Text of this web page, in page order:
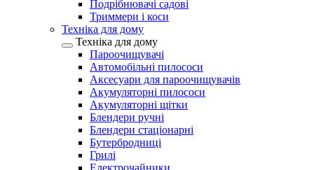
Подрібнювачі садові
Триммери і коси
Техніка для дому
Техніка для дому
Пароочищувачі
Автомобільні пилососи
Аксесуари для пароочищувачів
Акумуляторні пилососи
Акумуляторні щітки
Блендери ручні
Блендери стаціонарні
Бутербродниці
Грилі
Електрочайники